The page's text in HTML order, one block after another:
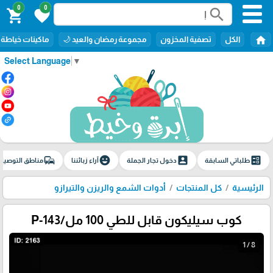
Select Language ▼
search
0
favorite
0
shopping_cart
home الكل تصفية المخزون مجموعة رمضان والعيد 🌙 ماكينات خياطة
ballotطلباتي السابقة account_boxدخول تجار الجملة emoji_emotionsآراء زبائننا commuteمناطق
الرئيسية كل المنتجات أدوات الشمع والريزن والتيرازو
كوب سيليكون قابل للطي 100 مل/P-143
1 / 8